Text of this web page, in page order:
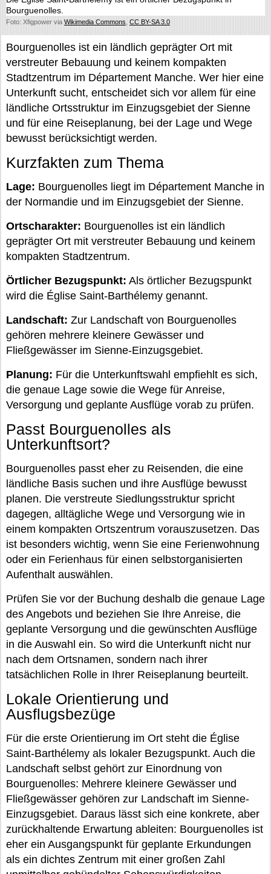
Bourguenolles.
Foto: Xfigpower via Wikimedia Commons CC BY-SA 3.0
Bourguenolles ist ein ländlich geprägter Ort mit
verstreuter Bebauung und keinem kompakten
Stadtzentrum im Département Manche. Wer hier eine
Unterkunft sucht, entscheidet sich vor allem für eine
ländliche Ortsstruktur im Einzugsgebiet der Sienne
und für eine Reiseplanung, bei der Lage und Wege
bewusst berücksichtigt werden.
Kurzfakten zum Thema
Lage: Bourguenolles liegt im Département Manche in
der Normandie und im Einzugsgebiet der Sienne.
Ortscharakter: Bourguenolles ist ein ländlich
geprägter Ort mit verstreuter Bebauung und keinem
kompakten Stadtzentrum.
Örtlicher Bezugspunkt: Als örtlicher Bezugspunkt
wird die Église Saint-Barthélemy genannt.
Landschaft: Zur Landschaft von Bourguenolles
gehören mehrere kleinere Gewässer und
Fließgewässer im Sienne-Einzugsgebiet.
Planung: Für die Unterkunftswahl empfiehlt es sich,
die genaue Lage sowie die Wege für Anreise,
Versorgung und geplante Ausflüge vorab zu prüfen.
Passt Bourguenolles als
Unterkunftsort?
Bourguenolles passt eher zu Reisenden, die eine
ländliche Basis suchen und ihre Ausflüge bewusst
planen. Die verstreute Siedlungsstruktur spricht
dagegen, alltägliche Wege und Versorgung wie in
einem kompakten Ortszentrum vorauszusetzen. Das
ist besonders wichtig, wenn Sie eine Ferienwohnung
oder ein Ferienhaus für einen selbstorganisierten
Aufenthalt auswählen.
Prüfen Sie vor der Buchung deshalb die genaue Lage
des Angebots und beziehen Sie Ihre Anreise, die
geplante Versorgung und die gewünschten Ausflüge
in die Auswahl ein. So wird die Unterkunft nicht nur
nach dem Ortsnamen, sondern nach ihrer
tatsächlichen Rolle in Ihrer Reiseplanung beurteilt.
Lokale Orientierung und
Ausflugsbezüge
Für die erste Orientierung im Ort steht die Église
Saint-Barthélemy als lokaler Bezugspunkt. Auch die
Landschaft selbst gehört zur Einordnung von
Bourguenolles: Mehrere kleinere Gewässer und
Fließgewässer gehören zur Landschaft im Sienne-
Einzugsgebiet. Daraus lässt sich eine konkrete, aber
zurückhaltende Erwartung ableiten: Bourguenolles ist
eher ein Ausgangspunkt für geplante Erkundungen
als ein dichtes Zentrum mit einer großen Zahl